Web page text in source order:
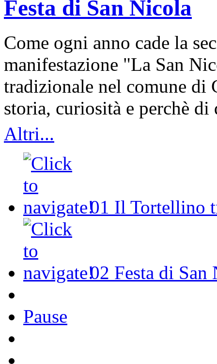
Festa di San Nicola
Come ogni anno cade la
manifestazione "La San
tradizionale nel comune di
storia, curiosità e perchè
Altri...
01 Il Tortellino
02 Festa di San
Pause